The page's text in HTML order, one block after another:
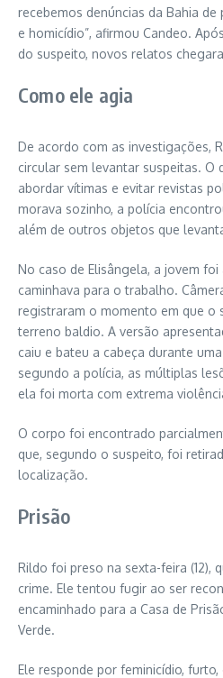
recebemos denúncias da Bahia
e homicídio”, afirmou Candeo.
do suspeito, novos relatos
Como ele agia
De acordo com as investigações,
circular sem levantar suspeitas. O
abordar vítimas e evitar revistas
morava sozinho, a polícia
além de outros objetos que
No caso de Elisângela, a jovem
caminhava para o trabalho.
registraram o momento em que o
terreno baldio. A versão
caiu e bateu a cabeça durante
segundo a polícia, as múltiplas
ela foi morta com extrema
O corpo foi encontrado
que, segundo o suspeito, foi
localização.
Prisão
Rildo foi preso na sexta-feira (12),
crime. Ele tentou fugir ao ser
encaminhado para a Casa de
Verde.
Ele responde por feminicídio,